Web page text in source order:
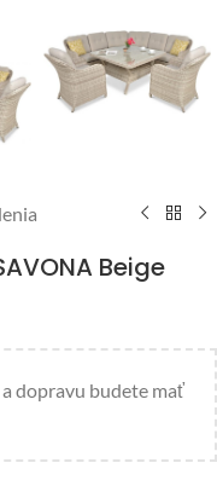
Beige
a dopravu budete mať